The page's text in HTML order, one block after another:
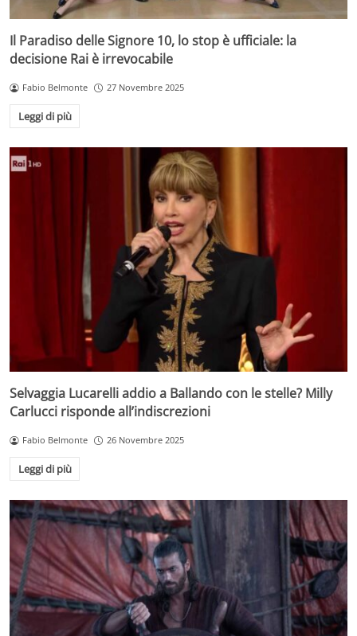
Il Paradiso delle Signore 10, lo stop è ufficiale: la
decisione Rai è irrevocabile
Fabio Belmonte 27 Novembre 2025
Leggi di più
Selvaggia Lucarelli addio a Ballando con le stelle? Milly
Carlucci risponde all’indiscrezioni
Fabio Belmonte 26 Novembre 2025
Leggi di più